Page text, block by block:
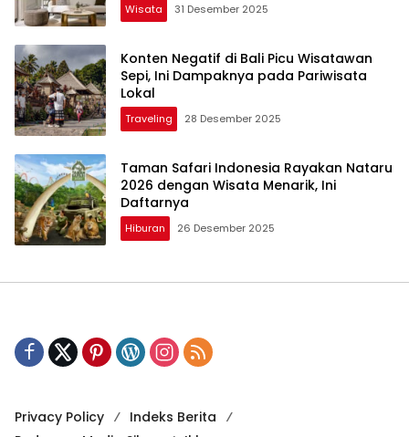
Wisata 31 Desember 2025
Konten Negatif di Bali Picu Wisatawan
Sepi, Ini Dampaknya pada Pariwisata
Lokal
Traveling 28 Desember 2025
Taman Safari Indonesia Rayakan Nataru
2026 dengan Wisata Menarik, Ini
Daftarnya
Hiburan 26 Desember 2025
Privacy Policy
Indeks Berita